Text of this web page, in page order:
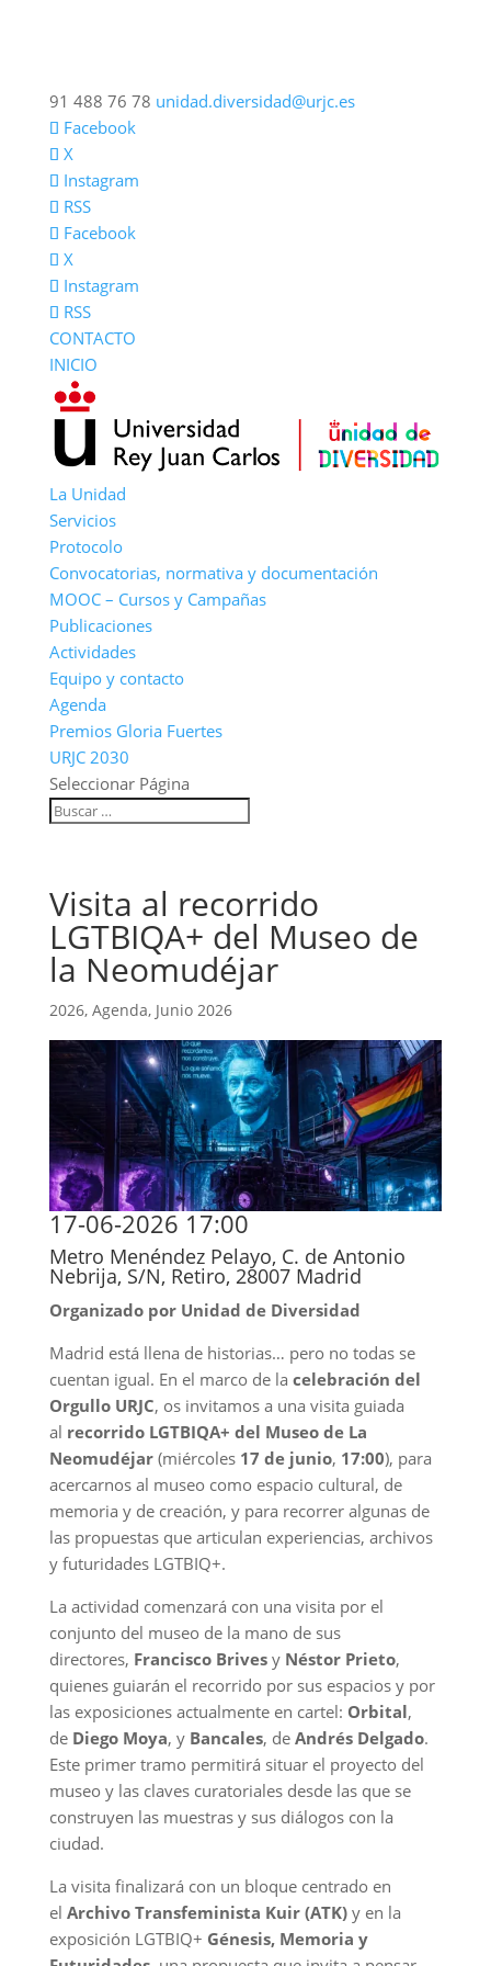
91 488 76 78 unidad.diversidad@urjc.es
Facebook
X
Instagram
RSS
Facebook
X
Instagram
RSS
CONTACTO
INICIO
La Unidad
Servicios
Protocolo
Convocatorias, normativa y documentación
MOOC – Cursos y Campañas
Publicaciones
Actividades
Equipo y contacto
Agenda
Premios Gloria Fuertes
URJC 2030
Seleccionar Página
Visita al recorrido
LGTBIQA+ del Museo de
la Neomudéjar
2026, Agenda, Junio 2026
17-06-2026 17:00
Metro Menéndez Pelayo, C. de Antonio
Nebrija, S/N, Retiro, 28007 Madrid
Organizado por Unidad de Diversidad
Madrid está llena de historias… pero no todas se
cuentan igual. En el marco de la celebración del
Orgullo URJC, os invitamos a una visita guiada
al recorrido LGTBIQA+ del Museo de La
Neomudéjar(miércoles 17 de junio, 17:00), para
acercarnos al museo como espacio cultural, de
memoria y de creación, y para recorrer algunas de
las propuestas que articulan experiencias, archivos
y futuridades LGTBIQ+.
La actividad comenzará con una visita por el
conjunto del museo de la mano de sus
directores, Francisco Brivesy Néstor Prieto,
quienes guiarán el recorrido por sus espacios y por
las exposiciones actualmente en cartel: Orbital,
de Diego Moya, y Bancales, de Andrés Delgado.
Este primer tramo permitirá situar el proyecto del
museo y las claves curatoriales desde las que se
construyen las muestras y sus diálogos con la
ciudad.
La visita finalizará con un bloque centrado en
el Archivo Transfeminista Kuir (ATK)y en la
exposición LGTBIQ+ Génesis, Memoria y